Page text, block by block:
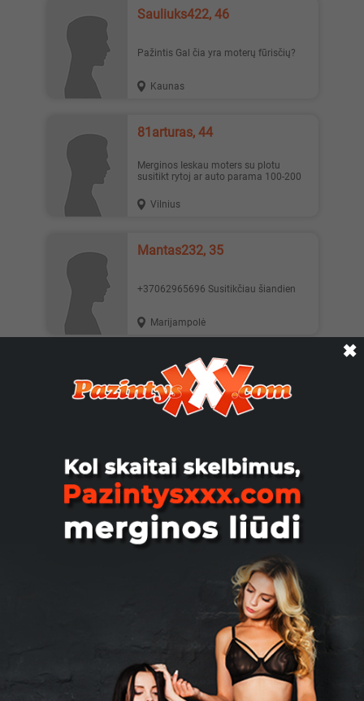
Sauliuks422, 46
Pažintis Gal čia yra moterų fūrisčių?
Kaunas
81arturas, 44
Merginos Ieskau moters su plotu
susitikt rytoj ar auto parama 100-200
Vilnius
Mantas232, 35
+37062965696 Susitikčiau šiandien
Marijampolė
gyvačiukė, 51
Padūkstam?🥰 (skaitom skelbimą😉)
Susitiksiu pašėlti lovytėj ar išbėgsiu
pamaloninti savu firminiu ...
Persikeliai, 48
atviri naujoms patirtims, draugiški ir
tvarkingi. Ieškome kitos ...
kuri mergina-moteris norėtu slapto
gero sex? Parašyk suta...
Palanga
✖